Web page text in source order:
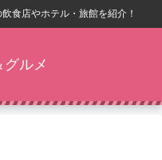
食店やホテル・旅館を紹介！
グルメ